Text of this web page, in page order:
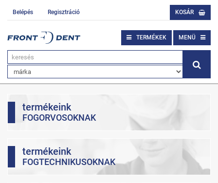
Belépés Regisztráció KOSÁR
TERMÉKEK MENÜ
termékeink
FOGORVOSOKNAK
termékeink
FOGTECHNIKUSOKNAK